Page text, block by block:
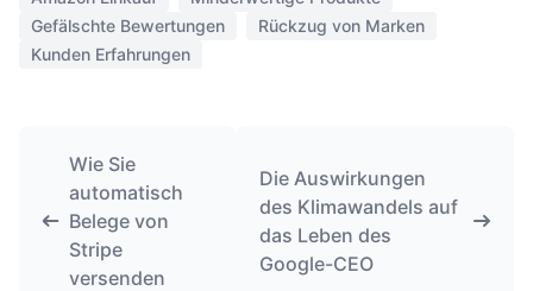
Gefälschte Bewertungen
Rückzug von Marken
Kunden Erfahrungen
Wie Sie
automatisch
Belege von
Stripe
versenden
Die Auswirkungen
des Klimawandels auf
das Leben des
Google-CEO